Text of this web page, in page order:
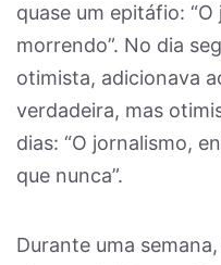
quase um epitáfio:
morrendo”. No dia
otimista, adicionava
verdadeira, mas
dias: “O jornalismo,
que nunca”.
Durante uma